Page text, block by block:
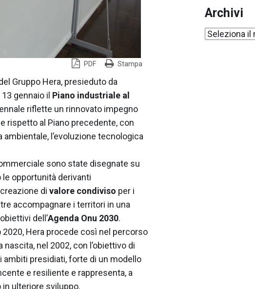
PDF Stampa
Gruppo Hera, presieduto da
gennaio il Piano industriale al
riflette un rinnovato impegno
rispetto al Piano precedente, con
l’evoluzione tecnologica
sono state disegnate su
le opportunità derivanti
di valore condiviso per i
accompagnare i territori in una
dell’Agenda Onu 2030.
Hera procede così nel percorso
nel 2002, con l’obiettivo di
presidiati, forte di un modello
e resiliente e rappresenta, a
in ulteriore sviluppo.
Archivi
Archivi